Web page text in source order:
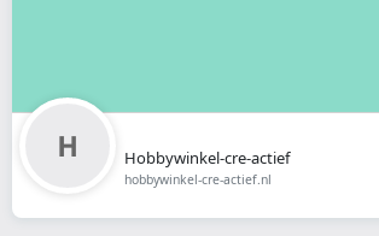
Hobbywinkel-cre-actief
hobbywinkel-cre-actief.nl